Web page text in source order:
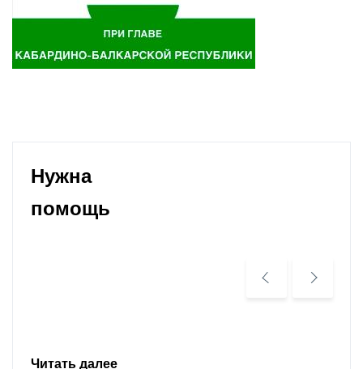
Нужна
помощь
Читать далее